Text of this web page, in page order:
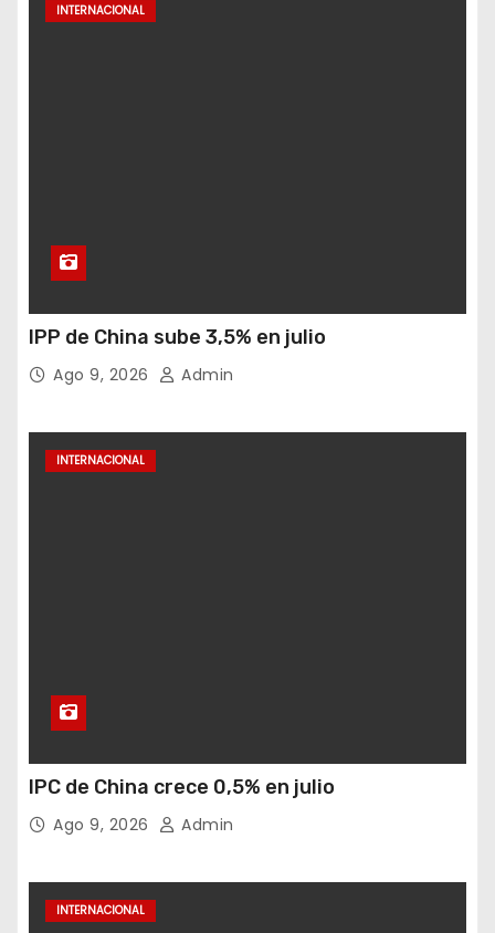
INTERNACIONAL
IPP de China sube 3,5% en julio
Ago 9, 2026 Admin
INTERNACIONAL
IPC de China crece 0,5% en julio
Ago 9, 2026 Admin
INTERNACIONAL